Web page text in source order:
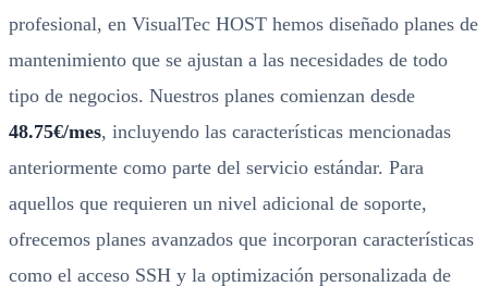
profesional, en VisualTec HOST hemos diseñado planes de
mantenimiento que se ajustan a las necesidades de todo
tipo de negocios. Nuestros planes comienzan desde
48.75€/mes, incluyendo las características mencionadas
anteriormente como parte del servicio estándar. Para
aquellos que requieren un nivel adicional de soporte,
ofrecemos planes avanzados que incorporan características
como el acceso SSH y la optimización personalizada de